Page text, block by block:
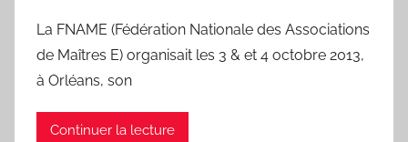
La FNAME (Fédération Nationale des Associations
de Maîtres E) organisait les 3 & et 4 octobre 2013,
à Orléans, son
Continuer la lecture